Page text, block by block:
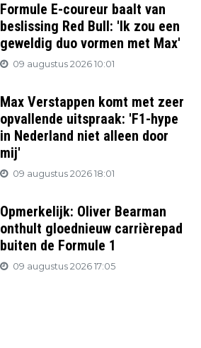
Formule E-coureur baalt van
beslissing Red Bull: 'Ik zou een
geweldig duo vormen met Max'
09 augustus 2026 10:01
Max Verstappen komt met zeer
opvallende uitspraak: 'F1-hype
in Nederland niet alleen door
mij'
09 augustus 2026 18:01
Opmerkelijk: Oliver Bearman
onthult gloednieuw carrièrepad
buiten de Formule 1
09 augustus 2026 17:05